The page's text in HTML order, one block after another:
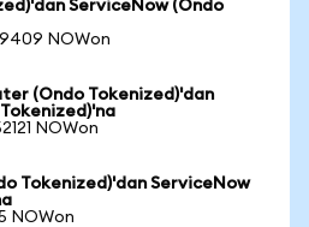
ServiceNow (Ondo
NOWon
(Ondo Tokenized)'dan
NOWon
Tokenized)'dan ServiceNow
NOWon